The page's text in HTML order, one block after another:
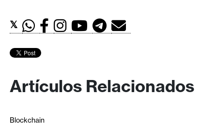
𝕏
Artículos Relacionados
Blockchain